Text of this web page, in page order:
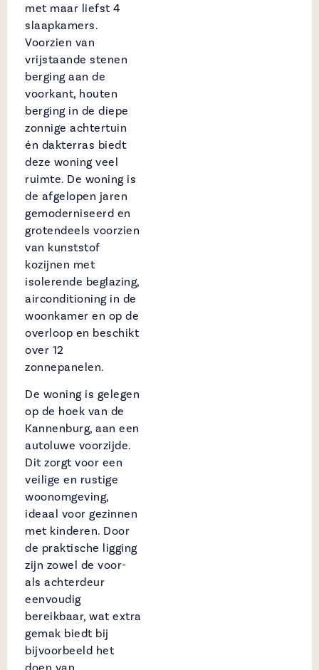
met maar liefst 4
slaapkamers.
Voorzien van
vrijstaande stenen
berging aan de
voorkant, houten
berging in de diepe
zonnige achtertuin
én dakterras biedt
deze woning veel
ruimte. De woning is
de afgelopen jaren
gemoderniseerd en
grotendeels voorzien
van kunststof
kozijnen met
isolerende beglazing,
airconditioning in de
woonkamer en op de
overloop en beschikt
over 12
zonnepanelen.
De woning is gelegen
op de hoek van de
Kannenburg, aan een
autoluwe voorzijde.
Dit zorgt voor een
veilige en rustige
woonomgeving,
ideaal voor gezinnen
met kinderen. Door
de praktische ligging
zijn zowel de voor-
als achterdeur
eenvoudig
bereikbaar, wat extra
gemak biedt bij
bijvoorbeeld het